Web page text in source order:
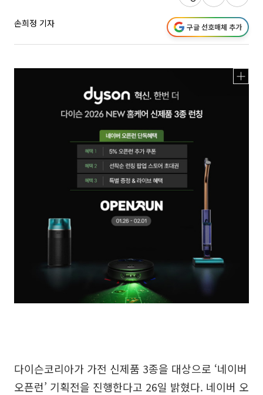
손희정 기자 구글 선호매체 추가
다이슨코리아가 가전 신제품 3종을 대상으로 ‘네이버
오픈런’ 기획전을 진행한다고 26일 밝혔다. 네이버 오